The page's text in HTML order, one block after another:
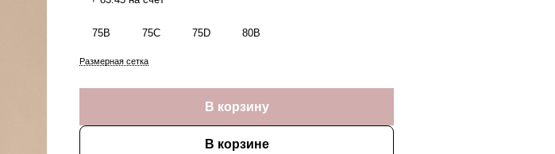
75B 75C 75D 80B
Размерная сетка
В корзину
В корзине